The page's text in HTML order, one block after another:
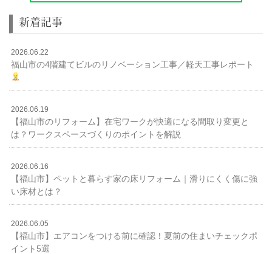
新着記事
2026.06.22
福山市の4階建てビルのリノベーション工事／軽天工事レポート
2026.06.19
【福山市のリフォーム】在宅ワークが快適になる間取り変更と
は？ワークスペースづくりのポイントを解説
2026.06.16
【福山市】ペットと暮らす家の床リフォーム｜滑りにくく傷に強
い床材とは？
2026.06.05
【福山市】エアコンをつける前に確認！夏前の住まいチェックポ
イント5選